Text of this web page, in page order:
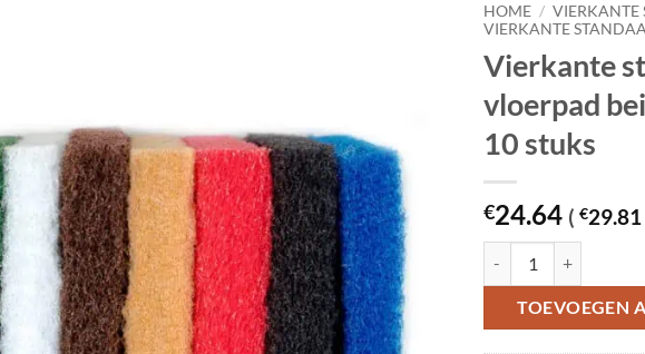
HOME / VIERKANTE
VIERKANTE
Vierkante
vloerpad
10 stuks
€24.64 ( €29.81
TOEVOEGEN